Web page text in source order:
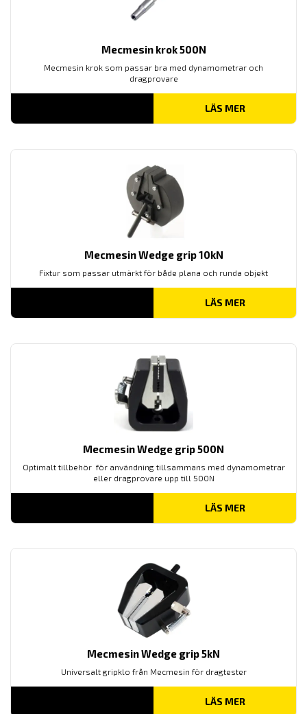
Mecmesin krok 500N
Mecmesin krok som passar bra med dynamometrar och
dragprovare
LÄS MER
Mecmesin Wedge grip 10kN
Fixtur som passar utmärkt för både plana och runda objekt
LÄS MER
Mecmesin Wedge grip 500N
Optimalt tillbehör för användning tillsammans med dynamometrar
eller dragprovare upp till 500N
LÄS MER
Mecmesin Wedge grip 5kN
Universalt gripklo från Mecmesin för dragtester
LÄS MER